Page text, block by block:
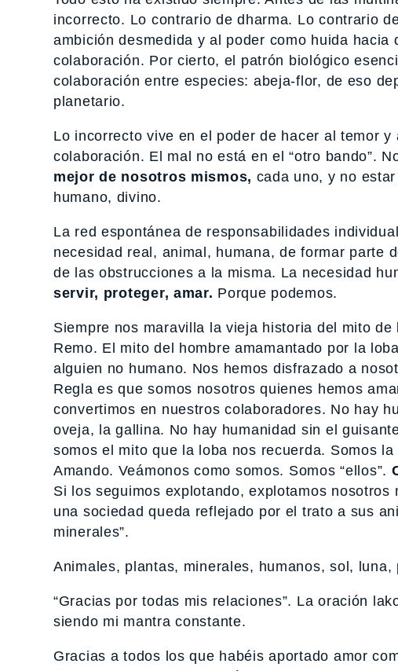
incorrecto. Lo contrario de dharma. Lo contrario
ambición desmedida y al poder como huida
colaboración. Por cierto, el patrón biológico
colaboración entre especies: abeja-flor, de eso
planetario.
Lo incorrecto vive en el poder de hacer al temor
colaboración. El mal no está en el “otro bando”.
mejor de nosotros mismos, cada uno, y no
humano, divino.
La red espontánea de responsabilidades
necesidad real, animal, humana, de formar parte
de las obstrucciones a la misma. La necesidad
servir, proteger, amar. Porque podemos.
Siempre nos maravilla la vieja historia del mito
Remo. El mito del hombre amamantado por la
alguien no humano. Nos hemos disfrazado a
Regla es que somos nosotros quienes hemos
convertimos en nuestros colaboradores. No hay
oveja, la gallina. No hay humanidad sin el
somos el mito que la loba nos recuerda. Somos
Amando. Veámonos como somos. Somos “ellos”.
Si los seguimos explotando, explotamos
una sociedad queda reflejado por el trato a sus
minerales”.
Animales, plantas, minerales, humanos, sol,
“Gracias por todas mis relaciones”. La oración
siendo mi mantra constante.
Gracias a todos los que habéis aportado amor